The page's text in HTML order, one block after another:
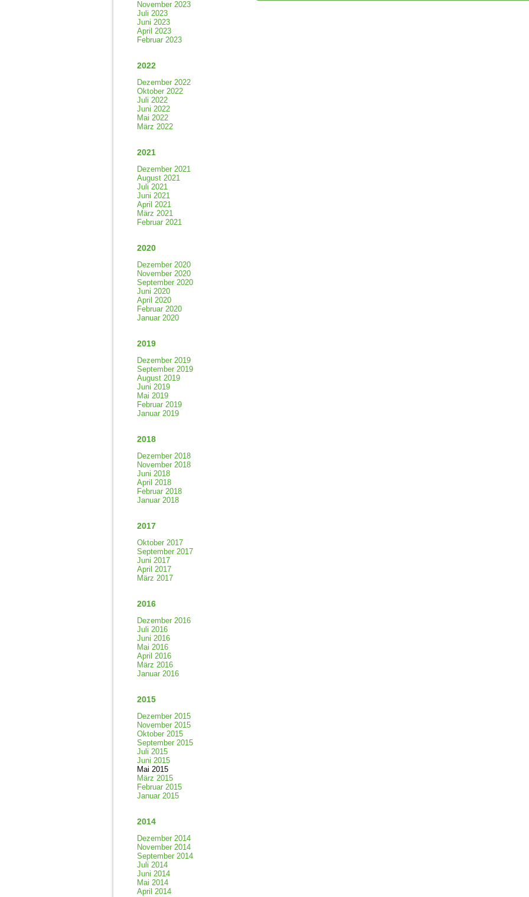
November 2023
Juli 2023
Juni 2023
April 2023
Februar 2023
2022
Dezember 2022
Oktober 2022
Juli 2022
Juni 2022
Mai 2022
März 2022
2021
Dezember 2021
August 2021
Juli 2021
Juni 2021
April 2021
März 2021
Februar 2021
2020
Dezember 2020
November 2020
September 2020
Juni 2020
April 2020
Februar 2020
Januar 2020
2019
Dezember 2019
September 2019
August 2019
Juni 2019
Mai 2019
Februar 2019
Januar 2019
2018
Dezember 2018
November 2018
Juni 2018
April 2018
Februar 2018
Januar 2018
2017
Oktober 2017
September 2017
Juni 2017
April 2017
März 2017
2016
Dezember 2016
Juli 2016
Juni 2016
Mai 2016
April 2016
März 2016
Januar 2016
2015
Dezember 2015
November 2015
Oktober 2015
September 2015
Juli 2015
Juni 2015
Mai 2015
März 2015
Februar 2015
Januar 2015
2014
Dezember 2014
November 2014
September 2014
Juli 2014
Juni 2014
Mai 2014
April 2014